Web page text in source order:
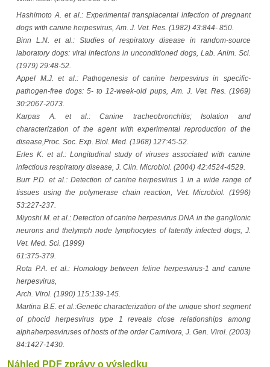
Hashimoto A. et al.: Experimental transplacental infection of pregnant
dogs with canine herpesvirus, Am. J. Vet. Res. (1982) 43:844- 850.
Binn L.N. et al.: Studies of respiratory disease in random-source
laboratory dogs: viral infections in unconditioned dogs, Lab. Anim. Sci.
(1979) 29:48-52.
Appel M.J. et al.: Pathogenesis of canine herpesvirus in specific-
pathogen-free dogs: 5- to 12-week-old pups, Am. J. Vet. Res. (1969)
30:2067-2073.
Karpas A. et al.: Canine tracheobronchitis; Isolation and
characterization of the agent with experimental reproduction of the
disease,Proc. Soc. Exp. Biol. Med. (1968) 127:45-52.
Erles K. et al.: Longitudinal study of viruses associated with canine
infectious respiratory disease, J. Clin. Microbiol. (2004) 42:4524-4529.
Burr P.D. et al.: Detection of canine herpesvirus 1 in a wide range of
tissues using the polymerase chain reaction, Vet. Microbiol. (1996)
53:227-237.
Miyoshi M. et al.: Detection of canine herpesvirus DNA in the ganglionic
neurons and thelymph node lymphocytes of latently infected dogs, J.
Vet. Med. Sci. (1999)
61:375-379.
Rota P.A. et al.: Homology between feline herpesvirus-1 and canine
herpesvirus,
Arch. Virol. (1990) 115:139-145.
Martina B.E. et al.:Genetic characterization of the unique short segment
of phocid herpesvirus type 1 reveals close relationships among
alphaherpesviruses of hosts of the order Carnivora, J. Gen. Virol. (2003)
84:1427-1430.
Náhled PDF zprávy o výsledku